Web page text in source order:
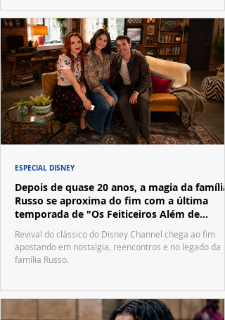
Depois de quase 20 anos, a magia da família
Russo se aproxima do fim com a última
temporada de "Os Feiticeiros Além de
Waverly Place"
Revival do clássico do Disney Channel chega ao fim
apostando em nostalgia, reencontros e no legado da
família Russo.
ESPECIAL DISNEY